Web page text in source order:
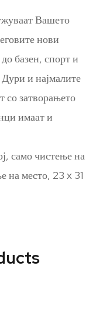
Вашето
нови
базен, спорт и
и најмалите
со затворањето
имаат и
само чистење на
на место, 23 x 31